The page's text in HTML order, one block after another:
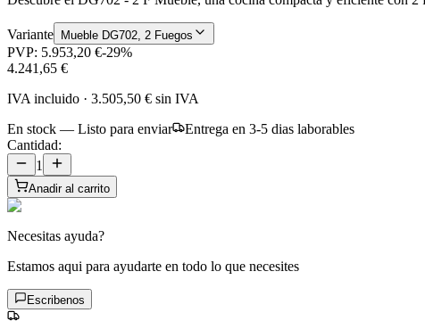
Variante Mueble DG702, 2 Fuegos
PVP: 5.953,20 €-29%
4.241,65 €
IVA incluido · 3.505,50 € sin IVA
En stock — Listo para enviar
Entrega en 3-5 dias laborables
Cantidad:
1
Anadir al carrito
Necesitas ayuda?
Estamos aqui para ayudarte en todo lo que necesites
Escribenos